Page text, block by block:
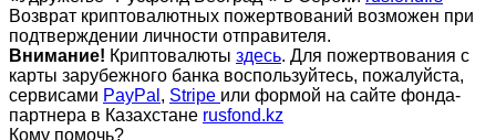
Возврат криптовалютных пожертвований возможен при
подтверждении личности отправителя.
Внимание! Криптовалюты здесь. Для пожертвования с
карты зарубежного банка воспользуйтесь, пожалуйста,
сервисами PayPal , Stripe или формой на сайте фонда-
партнера в Казахстане rusfond.kz
Кому помочь?